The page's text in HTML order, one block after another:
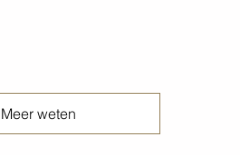
Meer weten